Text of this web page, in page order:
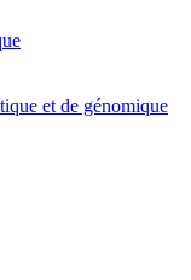
et de génomique